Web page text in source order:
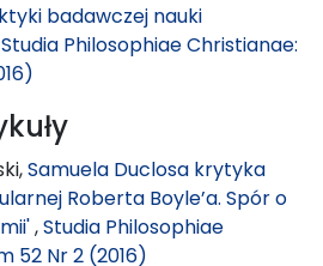
badawczej nauki
Studia Philosophiae Christianae:
Samuela Duclosa krytyka
Roberta Boyle’a. Spór o
,Studia Philosophiae
52 Nr 2 (2016)